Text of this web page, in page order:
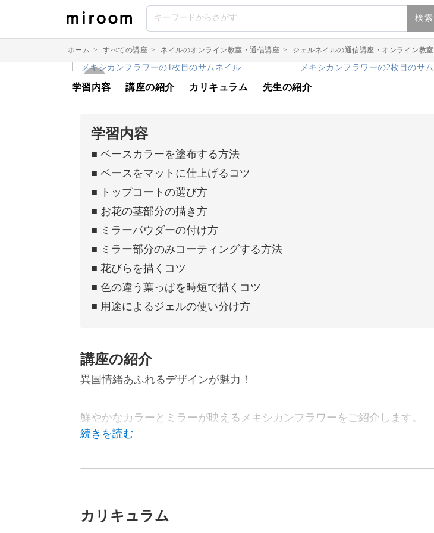
検索
ホーム > すべての講座 > ネイルのオンライン教室・通信講座 > ジェルネイルの通信講座・オンライン教室
学習内容 講座の紹介 カリキュラム 先生の紹介
学習内容
■ ベースカラーを塗布する方法
■ ベースをマットに仕上げるコツ
■ トップコートの選び方
■ お花の茎部分の描き方
■ ミラーパウダーの付け方
■ ミラー部分のみコーティングする方法
■ 花びらを描くコツ
■ 色の違う葉っぱを時短で描くコツ
■ 用途によるジェルの使い分け方
講座の紹介
異国情緒あふれるデザインが魅力！
鮮やかなカラーとミラーが映えるメキシカンフラワーをご紹介します。
カリキュラム